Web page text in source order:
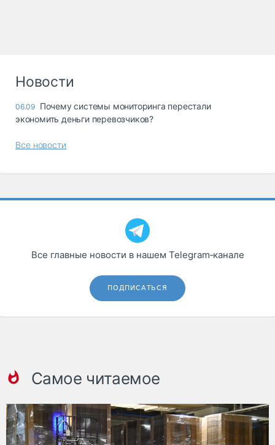
опасные грузы
грузовые
Коммерческий
транспорт
Спецтехника
Автосервис,
запчасти, шины
Дзен
Новости
06.09 Почему системы мониторинга перестали
экономить деньги перевозчиков?
Все новости
Все главные новости в нашем Telegram‑канале
ПОДПИСАТЬСЯ
Самое читаемое